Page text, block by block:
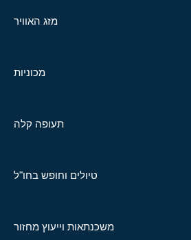
מזג האוויר
מכוניות
תעופה קלה
טיולים וחופש בחו"ל
משכנתאות וייעוץ מחזור